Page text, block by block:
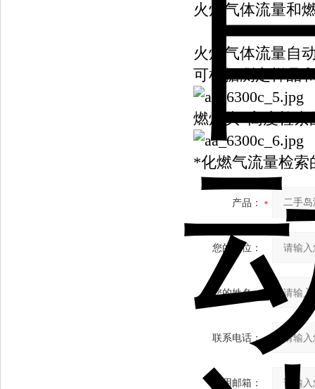
火焰气体流量和
火焰气体流量自
可根据测定样品
燃烧头*高度检索
*化燃气流量检索
产品：
您的单位：
您的姓名：
联系电话：
常用邮箱：